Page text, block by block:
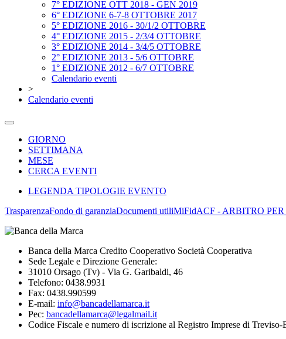
7° EDIZIONE OTT 2018 - GEN 2019
6° EDIZIONE 6-7-8 OTTOBRE 2017
5° EDIZIONE 2016 - 30/1/2 OTTOBRE
4° EDIZIONE 2015 - 2/3/4 OTTOBRE
3° EDIZIONE 2014 - 3/4/5 OTTOBRE
2° EDIZIONE 2013 - 5/6 OTTOBRE
1° EDIZIONE 2012 - 6/7 OTTOBRE
Calendario eventi
>
Calendario eventi
GIORNO
SETTIMANA
MESE
CERCA EVENTI
LEGENDA TIPOLOGIE EVENTO
TrasparenzaFondo di garanziaDocumenti utiliMiFidACF - ARBITRO
Banca della Marca Credito Cooperativo Società Cooperativa
Sede Legale e Direzione Generale:
31010 Orsago (Tv) - Via G. Garibaldi, 46
Telefono: 0438.9931
Fax: 0438.990599
E-mail: info@bancadellamarca.it
Pec: bancadellamarca@legalmail.it
Codice Fiscale e numero di iscrizione al Registro Imprese di